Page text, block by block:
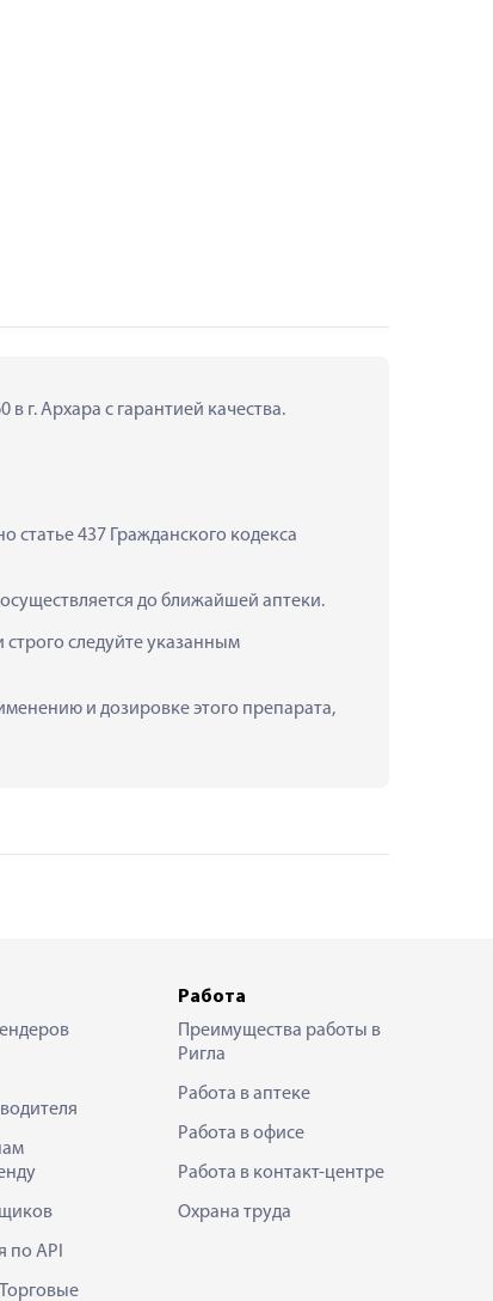
г. Архара с гарантией качества.
437 Гражданского кодекса
до ближайшей аптеки.
следуйте указанным
и дозировке этого препарата,
по API
Работа
Преимущества работы в
Ригла
Работа в аптеке
Работа в офисе
Работа в контакт-центре
Охрана труда